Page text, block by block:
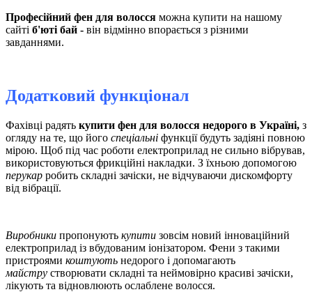
Професійний фен для волосся можна купити на нашому
сайті б'юті бай - він відмінно впорається з різними
завданнями.
Додатковий функціонал
Фахівці радять купити фен для волосся недорого в Україні, з
огляду на те, що його спеціальні функції будуть задіяні повною
мірою. Щоб під час роботи електроприлад не сильно вібрував,
використовуються фрикційні накладки. З їхньою допомогою
перукар робить складні зачіски, не відчуваючи дискомфорту
від вібрації.
Виробники пропонують купити зовсім новий інноваційний
електроприлад із вбудованим іонізатором. Фени з такими
пристроями коштують недорого і допомагають
майстру створювати складні та неймовірно красиві зачіски,
лікують та відновлюють ослаблене волосся.